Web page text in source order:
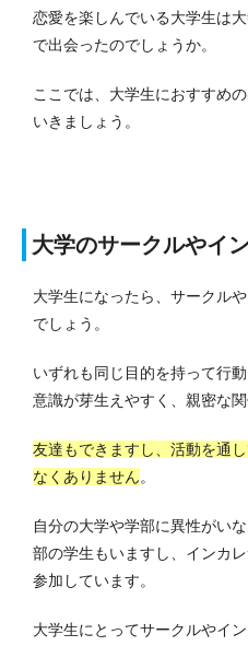
恋愛を楽しんでいる大学生は
で出会ったのでしょうか。
ここでは、大学生におすすめ
いきましょう。
大学のサークルやイ
大学生になったら、サークル
でしょう。
いずれも同じ目的を持って行
意識が芽生えやすく、親密な
友達もできますし、活動を通
なくありません。
自分の大学や学部に異性がい
部の学生もいますし、インカ
参加しています。
大学生にとってサークルやイ